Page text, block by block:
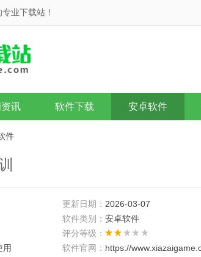
业下载站！
讯 软件下载 安卓软件
件
更新日期： 2026-03-07
软件类别： 安卓软件
评分等级：
用 软件官网： https://